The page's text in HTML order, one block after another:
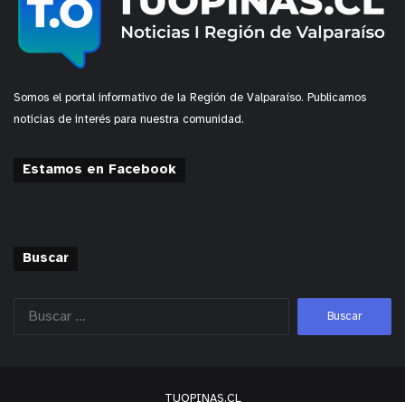
Somos el portal informativo de la Región de Valparaíso. Publicamos
noticias de interés para nuestra comunidad.
Estamos en Facebook
Buscar
TUOPINAS.CL